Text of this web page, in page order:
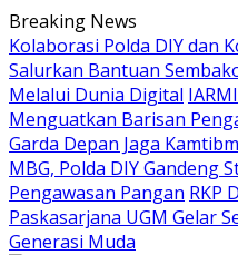
Skip
to
content
Breaking News
Kolaborasi Polda DIY dan
Salurkan Bantuan
Melalui Dunia Digital
Menguatkan Barisan
Garda Depan Jaga
MBG, Polda DIY Gandeng
Pengawasan Pangan RKP
Paskasarjana UGM Gelar
Generasi Muda